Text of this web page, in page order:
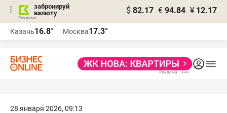
забронируй
валюту
$ 82.17 € 94.84 ¥ 12.17
Казань16.8° Москва17.3°
28 января 2026, 09:13